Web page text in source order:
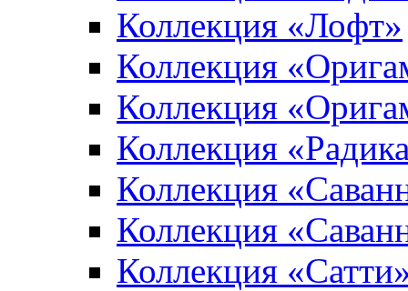
Коллекция «Лофт»
Коллекция
Коллекция
Коллекция
Коллекция
Коллекция
Коллекция